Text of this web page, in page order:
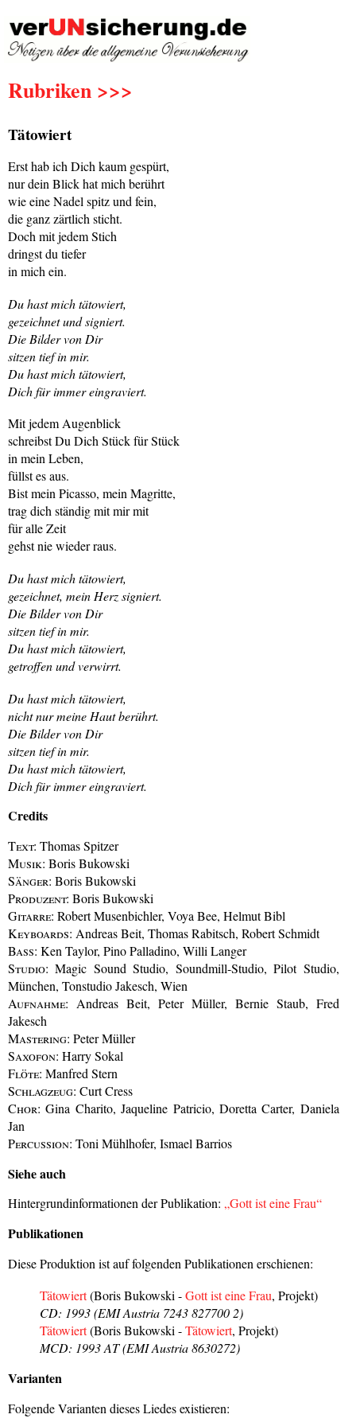
Rubriken >>>
Tätowiert
Erst hab ich Dich kaum gespürt,
nur dein Blick hat mich berührt
wie eine Nadel spitz und fein,
die ganz zärtlich sticht.
Doch mit jedem Stich
dringst du tiefer
in mich ein.
Du hast mich tätowiert,
gezeichnet und signiert.
Die Bilder von Dir
sitzen tief in mir.
Du hast mich tätowiert,
Dich für immer eingraviert.
Mit jedem Augenblick
schreibst Du Dich Stück für Stück
in mein Leben,
füllst es aus.
Bist mein Picasso, mein Magritte,
trag dich ständig mit mir mit
für alle Zeit
gehst nie wieder raus.
Du hast mich tätowiert,
gezeichnet, mein Herz signiert.
Die Bilder von Dir
sitzen tief in mir.
Du hast mich tätowiert,
getroffen und verwirrt.
Du hast mich tätowiert,
nicht nur meine Haut berührt.
Die Bilder von Dir
sitzen tief in mir.
Du hast mich tätowiert,
Dich für immer eingraviert.
Credits
Text: Thomas Spitzer
Musik: Boris Bukowski
Sänger: Boris Bukowski
Produzent: Boris Bukowski
Gitarre: Robert Musenbichler, Voya Bee, Helmut Bibl
Keyboards: Andreas Beit, Thomas Rabitsch, Robert Schmidt
Bass: Ken Taylor, Pino Palladino, Willi Langer
Studio: Magic Sound Studio, Soundmill-Studio, Pilot Studio,
München, Tonstudio Jakesch, Wien
Aufnahme: Andreas Beit, Peter Müller, Bernie Staub, Fred
Jakesch
Mastering: Peter Müller
Saxofon: Harry Sokal
Flöte: Manfred Stern
Schlagzeug: Curt Cress
Chor: Gina Charito, Jaqueline Patricio, Doretta Carter, Daniela
Jan
Percussion: Toni Mühlhofer, Ismael Barrios
Siehe auch
Hintergrundinformationen der Publikation: „Gott ist eine Frau“
Publikationen
Diese Produktion ist auf folgenden Publikationen erschienen:
Tätowiert(Boris Bukowski -Gott ist eine Frau, Projekt)
CD: 1993 (EMI Austria 7243 827700 2)
Tätowiert(Boris Bukowski -Tätowiert, Projekt)
MCD: 1993 AT (EMI Austria 8630272)
Varianten
Folgende Varianten dieses Liedes existieren: